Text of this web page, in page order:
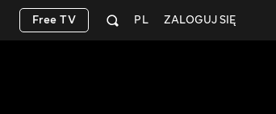
ZALOGUJ SIĘ
PL
Free TV